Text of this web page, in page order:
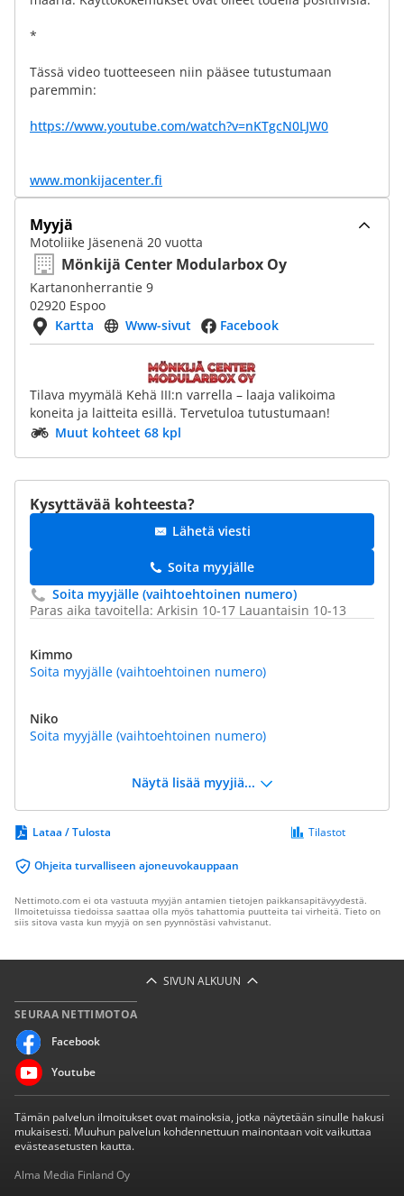
*
Tässä video tuotteeseen niin pääsee tutustumaan
paremmin:
https://www.youtube.com/watch?v=nKTgcN0LJW0
www.monkijacenter.fi
Myyjä
Motoliike Jäsenenä 20 vuotta
Mönkijä Center Modularbox Oy
Kartanonherrantie 9
02920 Espoo
Kartta
Www-sivut Facebook
Tilava myymälä Kehä III:n varrella – laaja valikoima
koneita ja laitteita esillä. Tervetuloa tutustumaan!
Muut kohteet 68 kpl
Kysyttävää kohteesta?
Lähetä viesti
Soita myyjälle
Soita myyjälle (vaihtoehtoinen numero)
Paras aika tavoitella: Arkisin 10-17 Lauantaisin 10-13
Kimmo
Soita myyjälle (vaihtoehtoinen numero)
Niko
Soita myyjälle (vaihtoehtoinen numero)
Näytä lisää myyjiä...
Lataa / Tulosta
Ohjeita turvalliseen ajoneuvokauppaan
Tilastot
Nettimoto.com ei ota vastuuta myyjän antamien tietojen paikkansapitävyydestä.
Ilmoitetuissa tiedoissa saattaa olla myös tahattomia puutteita tai virheitä. Tieto on
siis sitova vasta kun myyjä on sen pyynnöstäsi vahvistanut.
SIVUN ALKUUN
SEURAA NETTIMOTOA
Facebook
Youtube
Tämän palvelun ilmoitukset ovat mainoksia, jotka näytetään sinulle hakusi
mukaisesti. Muuhun palvelun kohdennettuun mainontaan voit vaikuttaa
evästeasetusten kautta.
Alma Media Finland Oy